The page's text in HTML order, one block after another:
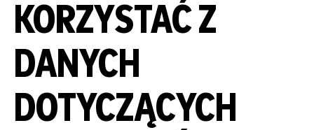
KORZYSTAĆ Z
DANYCH
DOTYCZĄCYCH